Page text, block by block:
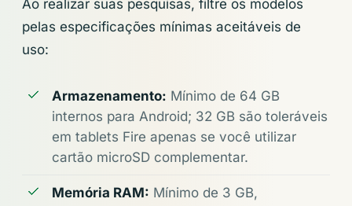
Ao realizar suas pesquisas, filtre os modelos
pelas especificações mínimas aceitáveis de
uso:
Armazenamento: Mínimo de 64 GB
internos para Android; 32 GB são toleráveis
em tablets Fire apenas se você utilizar
cartão microSD complementar.
Memória RAM: Mínimo de 3 GB,